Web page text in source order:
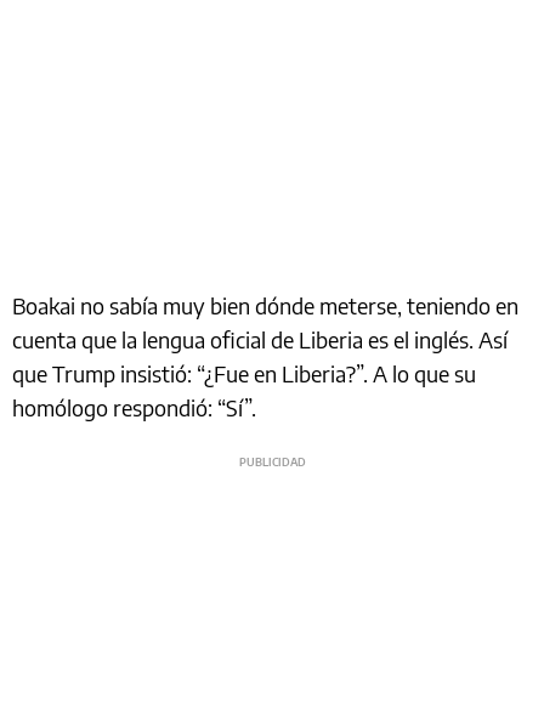
Boakai no sabía muy bien dónde meterse, teniendo en
cuenta que la lengua oficial de Liberia es el inglés. Así
que Trump insistió: “¿Fue en Liberia?”. A lo que su
homólogo respondió: “Sí”.